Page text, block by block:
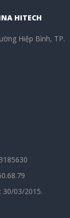
HITECH
Hiệp Bình, TP.
30/03/2015.